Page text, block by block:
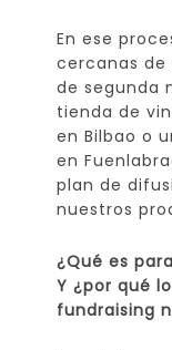
En ese
cercanas de
de segunda
tienda de
en Bilbao o
en
plan de
nuestros
¿Qué es
Y ¿por qué
fundraising